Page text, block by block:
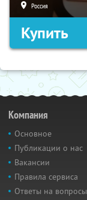
Россия
Купить
Компания
Основное
Публикации о нас
Вакансии
Правила сервиса
Ответы на вопросы